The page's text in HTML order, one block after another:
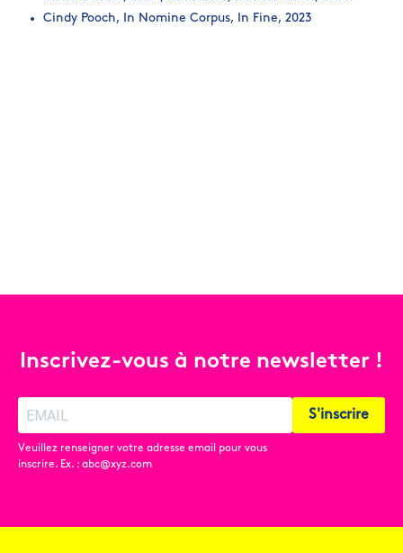
Cindy Pooch, In Nomine Corpus, In Fine, 2023
Inscrivez-vous à notre newsletter !
Veuillez renseigner votre adresse email pour vous
inscrire. Ex. : abc@xyz.com
S'inscrire